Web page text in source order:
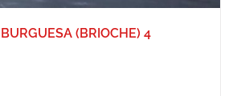
(BRIOCHE) 4